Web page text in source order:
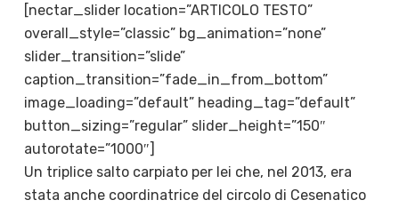
[nectar_slider location=”ARTICOLO TESTO”
overall_style=”classic” bg_animation=”none”
slider_transition=”slide”
caption_transition=”fade_in_from_bottom”
image_loading=”default” heading_tag=”default”
button_sizing=”regular” slider_height=”150″
autorotate=”1000″]
Un triplice salto carpiato per lei che, nel 2013, era
stata anche coordinatrice del circolo di Cesenatico